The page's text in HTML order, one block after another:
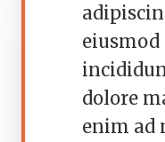
dolore
enim ad